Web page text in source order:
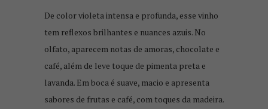
De color violeta intensa e profunda, esse vinho
tem reflexos brilhantes e nuances azuis. No
olfato, aparecem notas de amoras, chocolate e
café, além de leve toque de pimenta preta e
lavanda. Em boca é suave, macio e apresenta
sabores de frutas e café, com toques da madeira.